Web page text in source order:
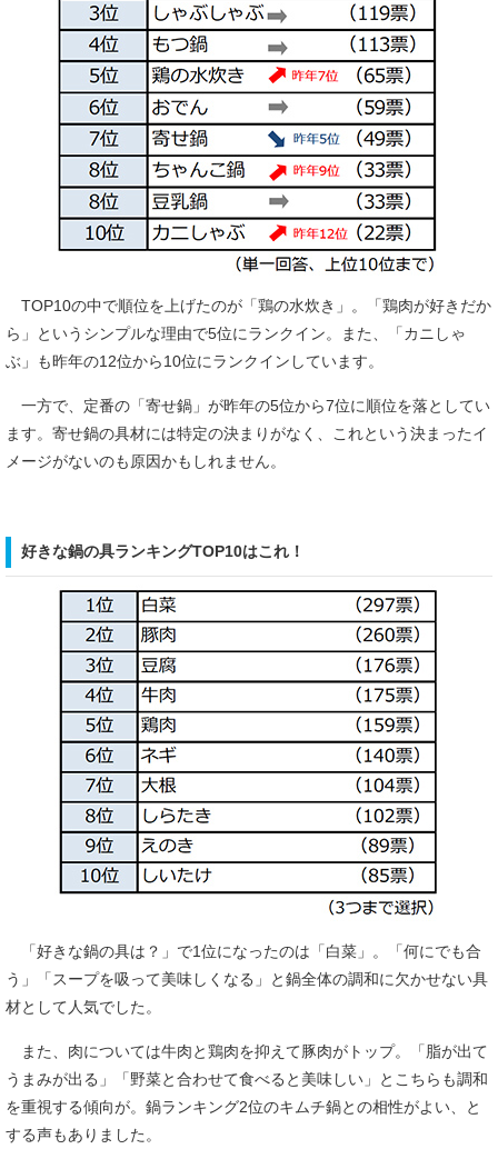
TOP10の中で順位を上げたのが「鶏の水炊き」。「鶏肉が好きだか
ら」というシンプルな理由で5位にランクイン。また、「カニしゃ
ぶ」も昨年の12位から10位にランクインしています。
一方で、定番の「寄せ鍋」が昨年の5位から7位に順位を落としてい
ます。寄せ鍋の具材には特定の決まりがなく、これという決まったイ
メージがないのも原因かもしれません。
好きな鍋の具ランキングTOP10はこれ！
「好きな鍋の具は？」で1位になったのは「白菜」。「何にでも合
う」「スープを吸って美味しくなる」と鍋全体の調和に欠かせない具
材として人気でした。
また、肉については牛肉と鶏肉を抑えて豚肉がトップ。「脂が出て
うまみが出る」「野菜と合わせて食べると美味しい」とこちらも調和
を重視する傾向が。鍋ランキング2位のキムチ鍋との相性がよい、と
する声もありました。